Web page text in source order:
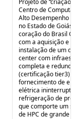
Projeto de “criação
Centro de
Alto Desempenho
no Estado de
coração do Brasil
com a aquisição e
instalação de um
center com
completa e
(certificação tier3)
fornecimento de
elétrica
refrigeração de
que comporte um
de HPC de grande